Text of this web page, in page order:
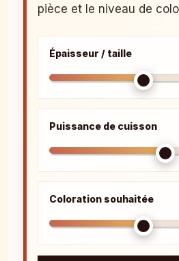
pièce et le niveau de
Épaisseur / taille
Puissance de cuisson
Coloration souhaitée